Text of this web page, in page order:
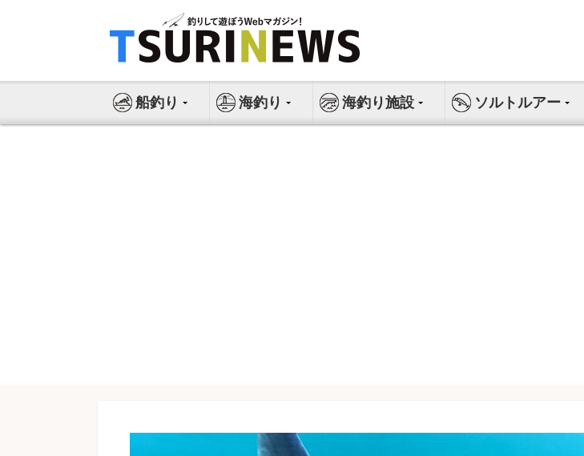
ス
船釣り 海釣り 海釣り施設 ソルトルアー